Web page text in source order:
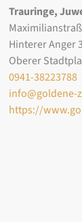
Trauringe,
Hinterer Anger
Oberer
0941-38223788
info@goldene-
https://